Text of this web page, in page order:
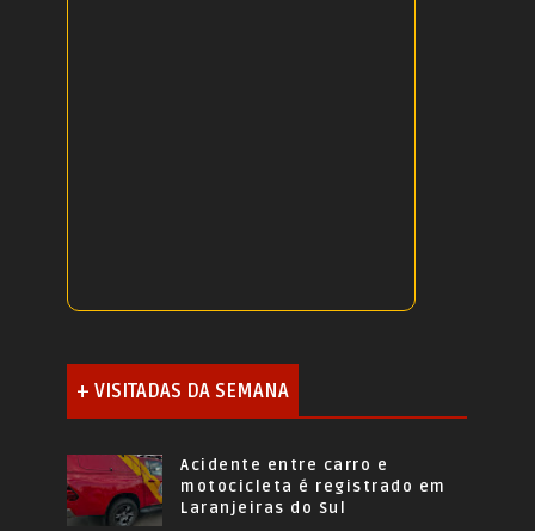
+ VISITADAS DA SEMANA
Acidente entre carro e
motocicleta é registrado em
Laranjeiras do Sul